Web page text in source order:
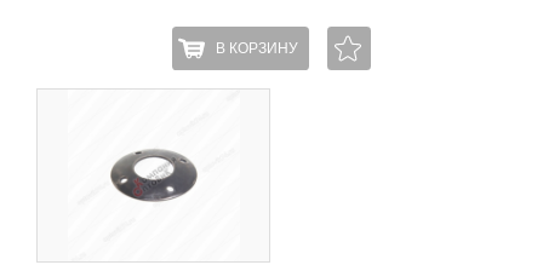
В КОРЗИНУ